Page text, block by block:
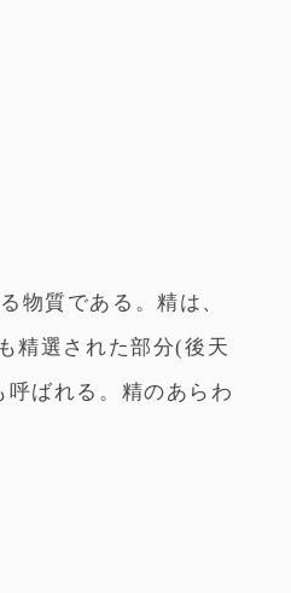
物質である。精は、
精選された部分(後天
ばれる。精のあらわ